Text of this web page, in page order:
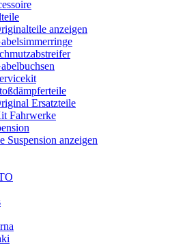
anzeigen
Ersatzteile
Fahrwerke
Suspension anzeigen